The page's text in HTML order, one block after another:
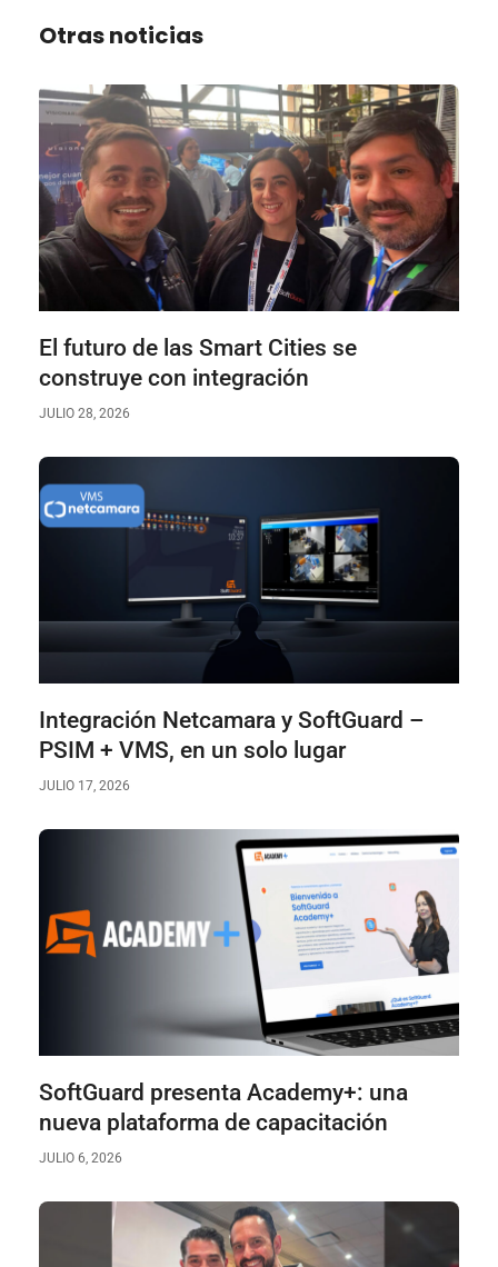
Otras noticias
El futuro de las Smart Cities se
construye con integración
JULIO 28, 2026
Integración Netcamara y SoftGuard –
PSIM + VMS, en un solo lugar
JULIO 17, 2026
SoftGuard presenta Academy+: una
nueva plataforma de capacitación
JULIO 6, 2026